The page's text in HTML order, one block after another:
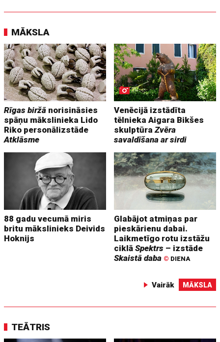
MĀKSLA
Rīgas biržā norisināsies
spāņu mākslinieka Lido
Riko personālizstāde
Atklāsme
Venēcijā izstādīta
tēlnieka Aigara Bikšes
skulptūraZvēra
savaldīšana ar sirdi
88 gadu vecumā miris
britu mākslinieks Deivids
Hoknijs
Glabājot atmiņas par
pieskārienu dabai.
Laikmetīgo rotu izstāžu
ciklāSpektrs – izstāde
Skaistā daba © DIENA
Vairāk MĀKSLA
TEĀTRIS